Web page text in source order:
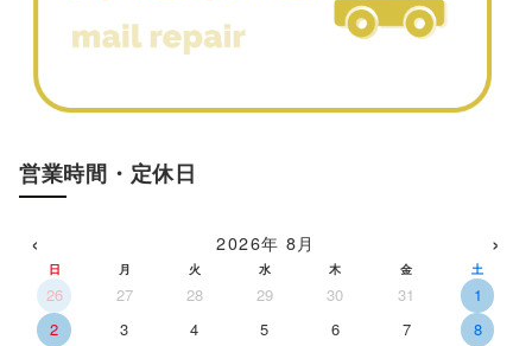
営業時間・定休日
‹ 2026年 8月 ›
日 月 火 水 木 金 土
26 27 28 29 30 31
1
2
3 4 5 6 7
8